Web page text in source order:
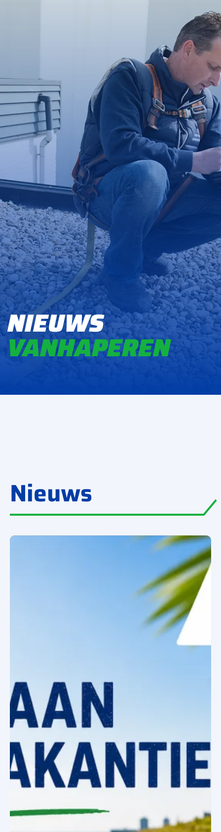
NIEUWS
VANHAPEREN
Nieuws